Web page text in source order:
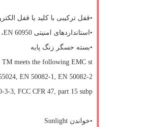
•قفل ترکیبی با کلید یا قفل
•استانداردهای امنیتی EN 60950،
•بسته حسگر زنگ پایه
TM meets the following EMC st
EN 50082-1, EN 50082-2
3-3, FCC CFR 47, part 15 subp
•خواندن Sunlight